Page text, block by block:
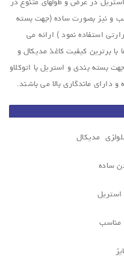
در عرض و طولهای متنوع در
و نیز بصورت ساده (جهت بسته
استفاده نمود ) ارائه می
با برترین کیفیت کاغذ مدیکال و
بسته بندی و استریل با اتوکلاو
و دارای ماندگاری بالا می باشند.
ساده
استریل
مناسب